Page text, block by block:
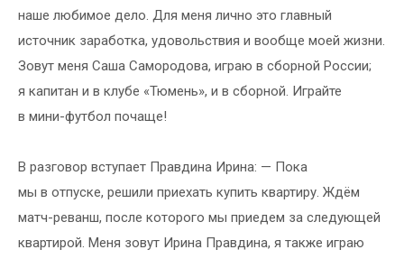
наше любимое дело. Для меня лично это главный
источник заработка, удовольствия и вообще моей жизни.
Зовут меня Саша Самородова, играю в сборной России;
я капитан и в клубе «Тюмень», и в сборной. Играйте
в мини-футбол почаще!
В разговор вступает Правдина Ирина: — Пока
мы в отпуске, решили приехать купить квартиру. Ждём
матч-реванш, после которого мы приедем за следующей
квартирой. Меня зовут Ирина Правдина, я также играю